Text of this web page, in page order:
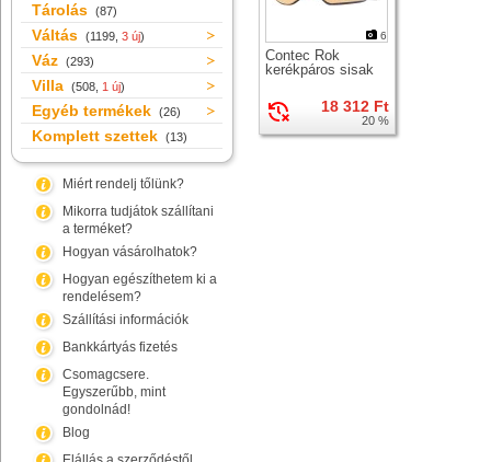
Tárolás (87)
Váltás (1199, 3 új)
Váz (293)
Villa (508, 1 új)
Egyéb termékek (26)
Komplett szettek (13)
Miért rendelj tőlünk?
Mikorra tudjátok szállítani
a terméket?
Hogyan vásárolhatok?
Hogyan egészíthetem ki a
rendelésem?
Szállítási információk
Bankkártyás fizetés
Csomagcsere.
Egyszerűbb, mint
gondolnád!
Blog
6
Contec Rok
kerékpáros sisak
18 312 Ft
20 %